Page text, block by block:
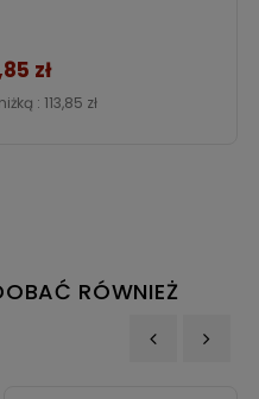
zł
: 113,85 zł
RÓWNIEŻ